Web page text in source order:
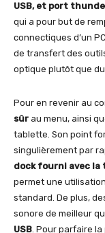
USB, et port
qui a pour but de
connectiques d’un
de transfert des
optique plutôt que
Pour en revenir au
sûr au menu, ainsi
tablette. Son point
singulièrement par
dock fourni avec
permet une
standard. De plus,
sonore de meilleur
USB. Pour parfaire